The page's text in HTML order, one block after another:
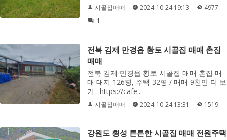
시골집매매 2024-10-24 19:13 4977
1
전북 김제 만경읍 황토 시골집 매매 촌집
매매
전북 김제 만경읍 황토 시골집 매매 촌집 매
매 대지 126평, 주택 32평 / 매매 9천만 더 보
기 : https://cafe...
시골집매매 2024-10-24 13:31 1519
강원도 횡성 튼튼한 시골집 매매 전원주택